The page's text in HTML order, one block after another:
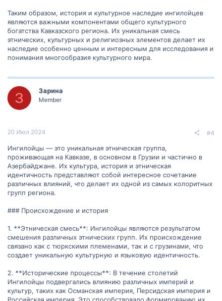
Таким образом, история и культурное наследие ингилойцев
являются важными компонентами общего культурного
богатства Кавказского региона. Их уникальная смесь
этнических, культурных и религиозных элементов делает их
наследие особенно ценным и интересным для исследования и
понимания многообразия культурного мира.
З Зарина
Member
20 Июл 2024 #4
Ингилойцы — это уникальная этническая группа,
проживающая на Кавказе, в основном в Грузии и частично в
Азербайджане. Их культура, история и этническая
идентичность представляют собой интересное сочетание
различных влияний, что делает их одной из самых колоритных
групп региона.
### Происхождение и история
1. **Этническая смесь**: Ингилойцы являются результатом
смешения различных этнических групп. Их происхождение
связано как с тюркскими племенами, так и с грузинами, что
создает уникальную культурную и языковую идентичность.
2. **Исторические процессы**: В течение столетий
Ингилойцы подвергались влиянию различных империй и
культур, таких как Османская империя, Персидская империя и